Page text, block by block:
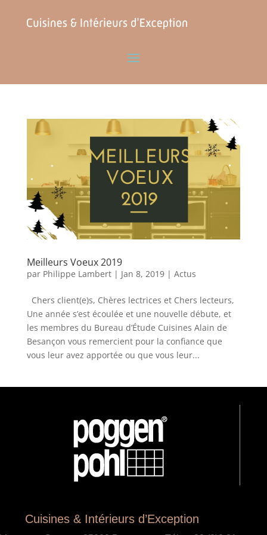
Meilleurs Voeux 2019
par Philippe Lambert| Jan 8, 2019| Actus
Chers client(e)s, Chères lectrices et Chers lecteurs,
Une année s’est écoulée et une nouvelle débute, et
les membres du Bureau d’Étude Cuisines Alain de
Besançon vous remercient pour la confiance que
vous leur avez apportée ou que vous leur...
Cuisines & Intérieurs d’Exception